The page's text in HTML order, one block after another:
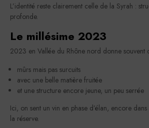
L’identité reste clairement celle de la Syrah :
profonde.
Le millésime 2023
2023 en Vallée du Rhône nord donne souvent
mûrs mais pas surcuits
avec une belle matière fruitée
et une structure encore jeune, un peu serrée
Ici, on sent un vin en phase d’élan, encore
la réserve.